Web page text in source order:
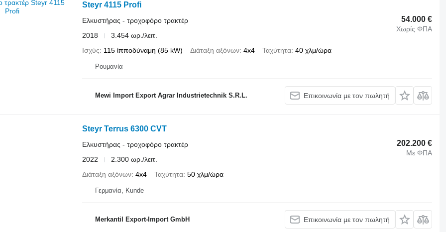
Steyr 4115 Profi
54.000 €
Χωρίς ΦΠΑ
Ελκυστήρας - τροχοφόρο τρακτέρ
2018
3.454 ωρ./λειτ.
Ισχύς
115 ίπποδύναμη (85 kW) Διάταξη αξόνων 4x4 Ταχύτητα 40 χλμ/ώρα
Ρουμανία
Mewi Import Export Agrar Industrietechnik S.R.L. Επικοινωνία με τον πωλητή
Steyr Terrus 6300 CVT
202.200 €
Με ΦΠΑ
Ελκυστήρας - τροχοφόρο τρακτέρ
2022
2.300 ωρ./λειτ.
Διάταξη αξόνων 4x4 Ταχύτητα 50 χλμ/ώρα
Γερμανία, Kunde
Merkantil Export-Import GmbH Επικοινωνία με τον πωλητή